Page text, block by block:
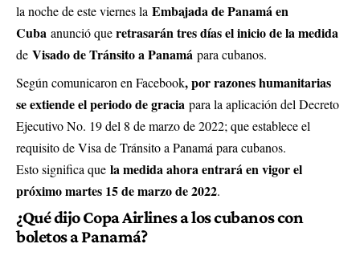
la noche de este viernes la Embajada de Panamá en
Cuba anunció queretrasarán tres días el inicio de la medida
de Visado de Tránsito a Panamá para cubanos.
Según comunicaron en Facebook, por razones humanitarias
se extiende el periodo de gracia para la aplicación del Decreto
Ejecutivo No. 19 del 8 de marzo de 2022; que establece el
requisito de Visa de Tránsito a Panamá para cubanos.
Esto significa que la medida ahora entrará en vigor el
próximo martes 15 de marzo de 2022.
¿Qué dijo Copa Airlines a los cubanos con
boletos a Panamá?